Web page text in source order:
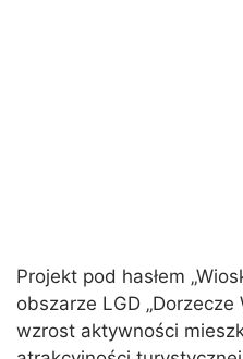
Projekt pod hasłem
obszarze LGD „Dorzecze
wzrost aktywności